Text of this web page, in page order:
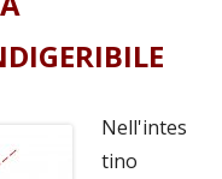
Nell'intes
tino